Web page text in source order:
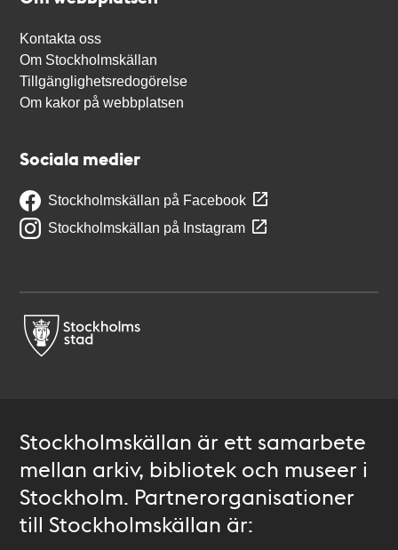
Kontakta oss
Om Stockholmskällan
Tillgänglighetsredogörelse
Om kakor på webbplatsen
Sociala medier
Stockholmskällan på Facebook
Stockholmskällan på Instagram
Stockholmskällan är ett samarbete
mellan arkiv, bibliotek och museer i
Stockholm. Partnerorganisationer
till Stockholmskällan är: